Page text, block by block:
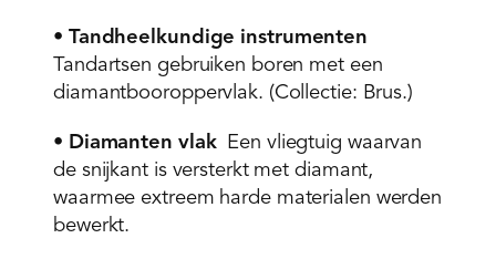
• Tandheelkundige instrumenten
Tandartsen gebruiken boren met een
diamantbooroppervlak. (Collectie: Brus.)
• Diamanten vlakEen vliegtuig waarvan
de snijkant is versterkt met diamant,
waarmee extreem harde materialen werden
bewerkt.